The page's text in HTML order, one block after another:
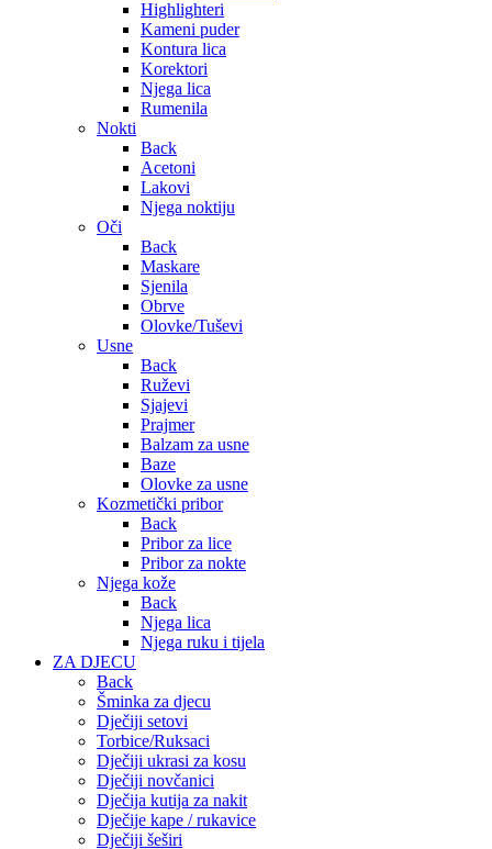
Highlighteri
Kameni puder
Kontura lica
Korektori
Njega lica
Rumenila
Nokti
Back
Acetoni
Lakovi
Njega noktiju
Oči
Back
Maskare
Sjenila
Obrve
Olovke/Tuševi
Usne
Back
Ruževi
Sjajevi
Prajmer
Balzam za usne
Baze
Olovke za usne
Kozmetički pribor
Back
Pribor za lice
Pribor za nokte
Njega kože
Back
Njega lica
Njega ruku i tijela
ZA DJECU
Back
Šminka za djecu
Dječiji setovi
Torbice/Ruksaci
Dječiji ukrasi za kosu
Dječiji novčanici
Dječija kutija za nakit
Dječije kape / rukavice
Dječiji šeširi